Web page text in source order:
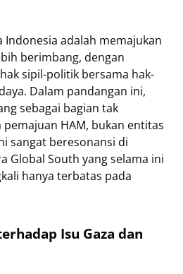
Indonesia adalah memajukan
berimbang, dengan
sipil-politik bersama hak-
Dalam pandangan ini,
sebagai bagian tak
HAM, bukan entitas
sangat beresonansi di
Global South yang selama ini
hanya terbatas pada
Isu Gaza dan